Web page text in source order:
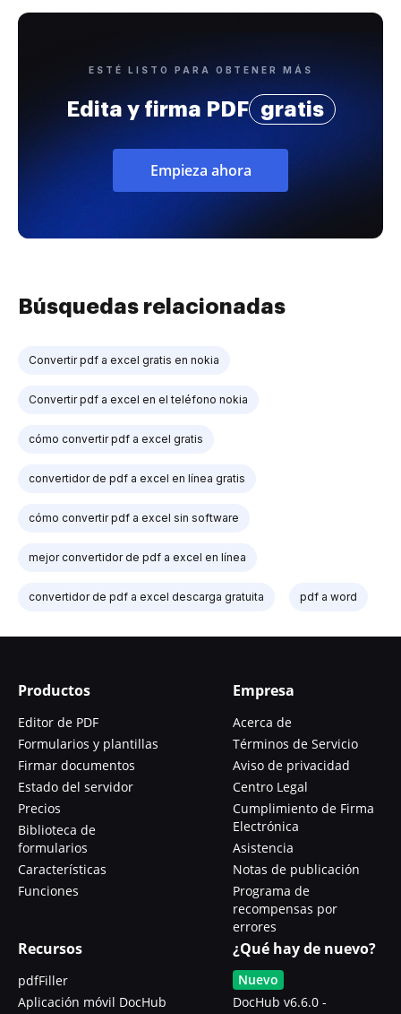
ESTÉ LISTO PARA OBTENER MÁS
Edita y firma PDF gratis
Empieza ahora
Búsquedas relacionadas
Convertir pdf a excel gratis en nokia
Convertir pdf a excel en el teléfono nokia
cómo convertir pdf a excel gratis
convertidor de pdf a excel en línea gratis
cómo convertir pdf a excel sin software
mejor convertidor de pdf a excel en línea
convertidor de pdf a excel descarga gratuita pdf a word
Productos
Editor de PDF
Formularios y plantillas
Firmar documentos
Estado del servidor
Precios
Biblioteca de
formularios
Características
Funciones
Empresa
Acerca de
Términos de Servicio
Aviso de privacidad
Centro Legal
Cumplimiento de Firma
Electrónica
Asistencia
Notas de publicación
Programa de
recompensas por
errores
Recursos
pdfFiller
Aplicación móvil DocHub
¿Qué hay de nuevo?
Nuevo
DocHub v6.6.0 -